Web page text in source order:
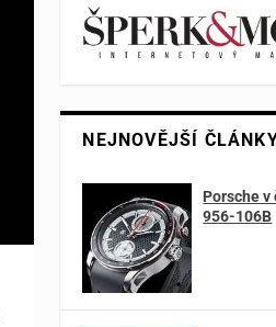
NEJNOVĚJŠÍ
Porsche v
956-106B